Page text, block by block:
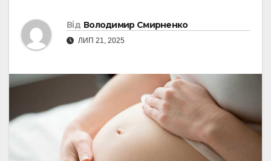
Від Володимир Смирненко
ЛИП 21, 2025